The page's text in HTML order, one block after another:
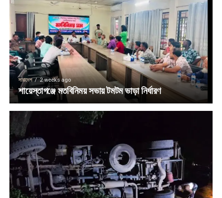
সারাদেশ 2 weeks ago
শায়েস্তাগঞ্জে মতবিনিময় সভায় টমটম ভাড়া নির্ধারণ